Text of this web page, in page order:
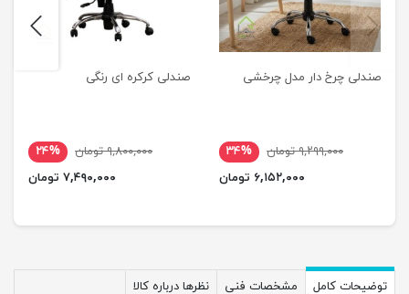
صندلی چرخ دار مدل چرخشی
۹,۲۹۹,۰۰۰ تومان
۳۴%
۶,۱۵۲,۰۰۰ تومان
صندلی کرکره ای رنگی
۹,۸۰۰,۰۰۰ تومان
۲۴%
۷,۴۹۰,۰۰۰ تومان
previus
توضیحات کامل مشخصات فنی نظرها درباره کالا